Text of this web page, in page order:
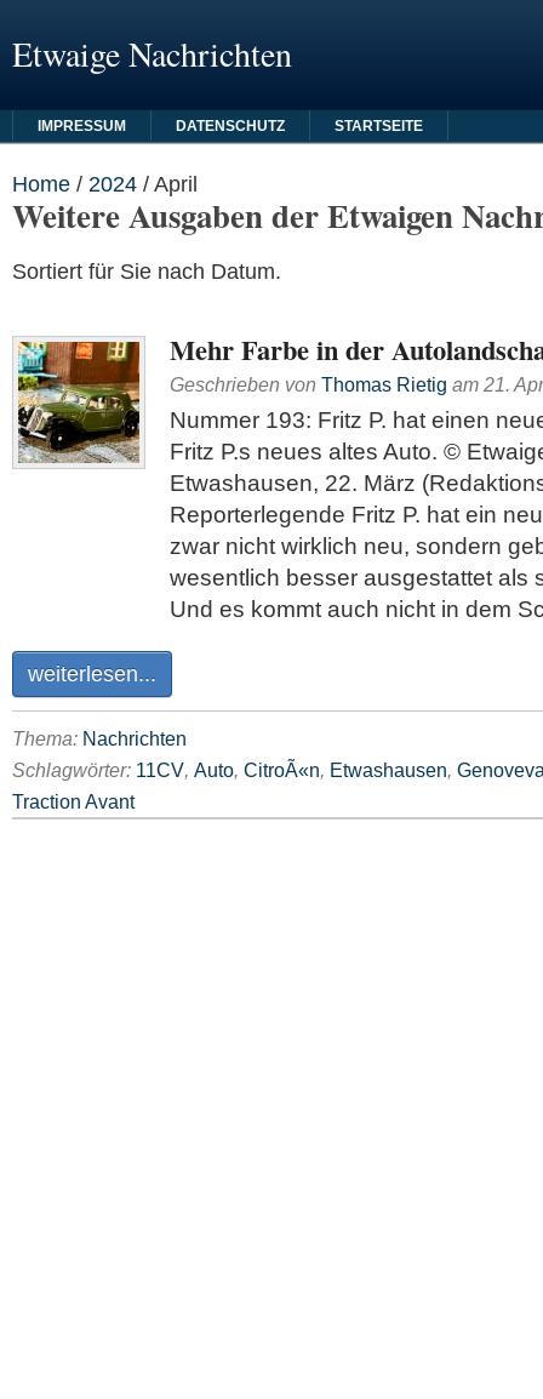
Etwaige Nachrichten
IMPRESSUM DATENSCHUTZ STARTSEITE
Home / 2024 / April
Weitere Ausgaben der Etwaigen
Sortiert für Sie nach Datum.
Mehr Farbe in der
Geschrieben von Thomas Rietig am 21.
Nummer 193: Fritz P. hat einen
Fritz P.s neues altes Auto. ©
Etwashausen, 22. März
Reporterlegende Fritz P. hat ein
zwar nicht wirklich neu, sondern
wesentlich besser ausgestattet als
Und es kommt auch nicht in dem
weiterlesen...
Thema: Nachrichten
Schlagwörter: 11CV, Auto, CitroÃ«n, Etwashausen,
Traction Avant